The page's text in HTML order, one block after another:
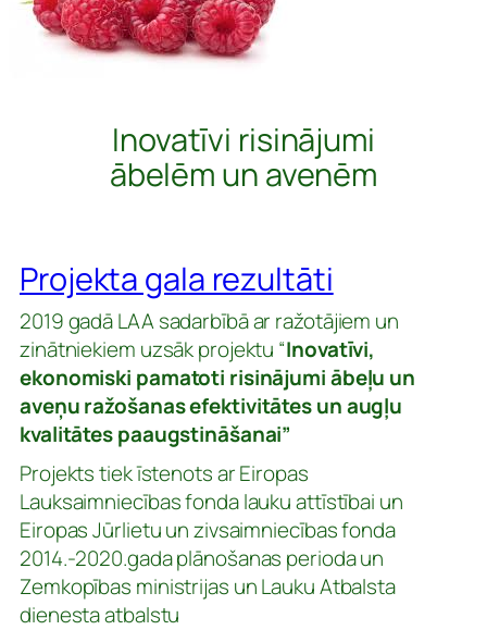
Inovatīvi risinājumi
ābelēm un avenēm
Projekta gala rezultāti
2019 gadā LAA sadarbībā ar ražotājiem un
zinātniekiem uzsāk projektu “Inovatīvi,
ekonomiski pamatoti risinājumi ābeļu un
aveņu ražošanas efektivitātes un augļu
kvalitātes paaugstināšanai”
Projekts tiek īstenots ar Eiropas
Lauksaimniecības fonda lauku attīstībai un
Eiropas Jūrlietu un zivsaimniecības fonda
2014.-2020.gada plānošanas perioda un
Zemkopības ministrijas un Lauku Atbalsta
dienesta atbalstu